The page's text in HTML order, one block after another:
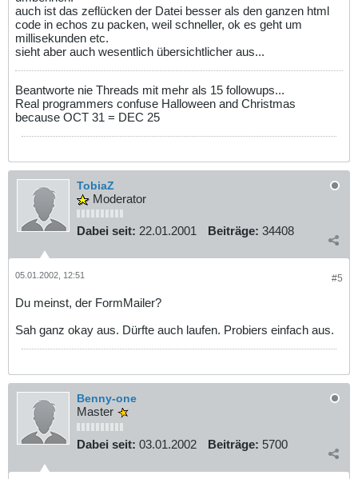
auch ist das zeflücken der Datei besser als den ganzen html
code in echos zu packen, weil schneller, ok es geht um
millisekunden etc.
sieht aber auch wesentlich übersichtlicher aus...
Beantworte nie Threads mit mehr als 15 followups...
Real programmers confuse Halloween and Christmas
because OCT 31 = DEC 25
TobiaZ
Moderator
Dabei seit: 22.01.2001 Beiträge: 34408
#5
05.01.2002, 12:51
Du meinst, der FormMailer?
Sah ganz okay aus. Dürfte auch laufen. Probiers einfach aus.
Benny-one
Master
Dabei seit: 03.01.2002 Beiträge: 5700